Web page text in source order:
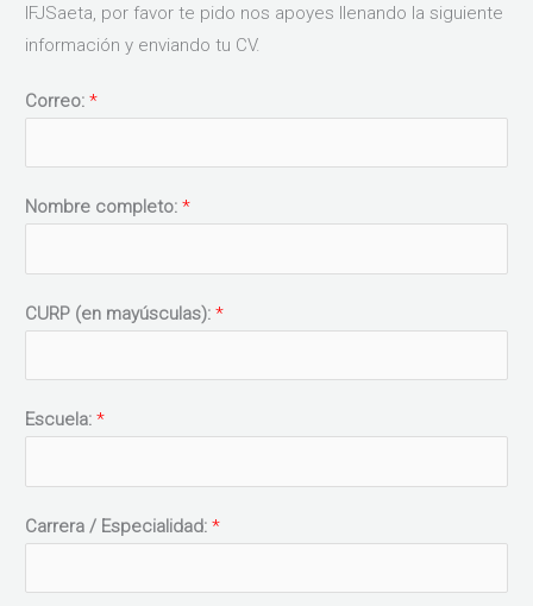
IFJSaeta, por favor te pido nos apoyes llenando la siguiente
información y enviando tu CV.
Correo: *
Nombre completo: *
CURP (en mayúsculas): *
Escuela: *
Carrera / Especialidad: *